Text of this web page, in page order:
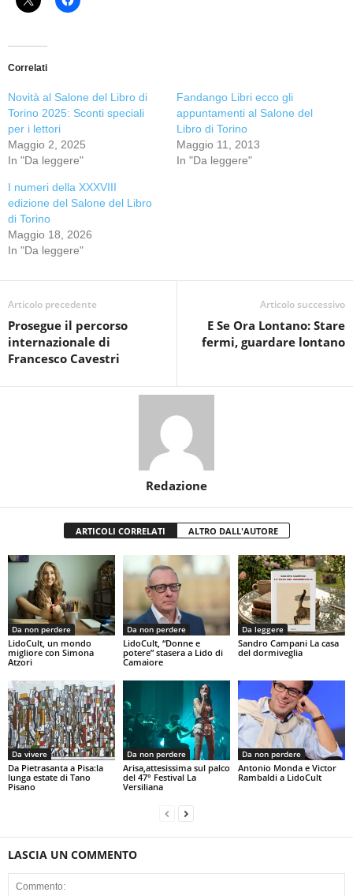
Correlati
Novità al Salone del Libro di
Torino 2025: Sconti speciali
per i lettori
Maggio 2, 2025
In "Da leggere"
Fandango Libri ecco gli
appuntamenti al Salone del
Libro di Torino
Maggio 11, 2013
In "Da leggere"
I numeri della XXXVIII
edizione del Salone del Libro
di Torino
Maggio 18, 2026
In "Da leggere"
Articolo precedente
Prosegue il percorso
internazionale di
Francesco Cavestri
Articolo successivo
E Se Ora Lontano: Stare
fermi, guardare lontano
Redazione
ARTICOLI CORRELATI ALTRO DALL'AUTORE
Da non perdere
LidoCult, un mondo
migliore con Simona
Atzori
Da non perdere
LidoCult, “Donne e
potere” stasera a Lido di
Camaiore
Da leggere
Sandro Campani La casa
del dormiveglia
Da vivere
Da Pietrasanta a Pisa:la
lunga estate di Tano
Pisano
Da non perdere
Arisa,attesissima sul palco
del 47° Festival La
Versiliana
Da non perdere
Antonio Monda e Victor
Rambaldi a LidoCult
LASCIA UN COMMENTO